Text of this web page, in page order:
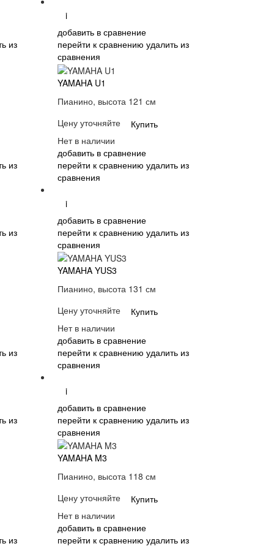
из
из
i
добавить в сравнение
перейти к сравнению удалить из
сравнения
YAMAHA U1
Пианино, высота 121 см
Цену уточняйте
Купить
Нет в наличии
добавить в сравнение
перейти к сравнению удалить из
сравнения
из
из
i
добавить в сравнение
перейти к сравнению удалить из
сравнения
YAMAHA YUS3
Пианино, высота 131 см
Цену уточняйте
Купить
Нет в наличии
добавить в сравнение
перейти к сравнению удалить из
сравнения
из
из
i
добавить в сравнение
перейти к сравнению удалить из
сравнения
YAMAHA M3
Пианино, высота 118 см
Цену уточняйте
Купить
Нет в наличии
добавить в сравнение
перейти к сравнению удалить из